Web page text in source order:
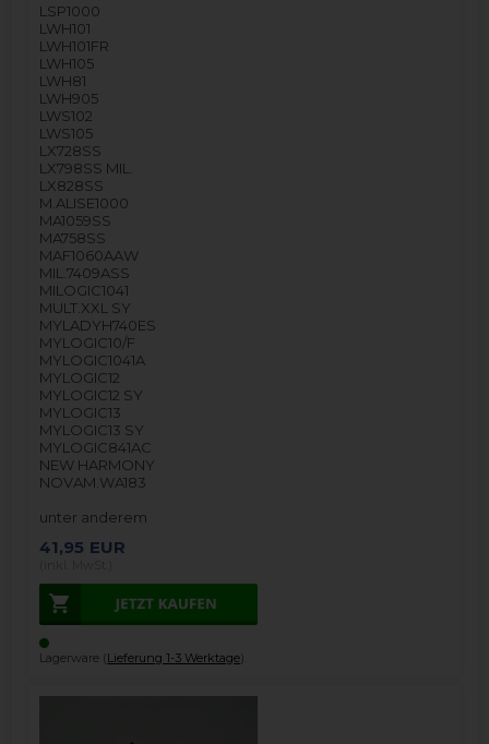
LSP1000
LWH101
LWH101FR
LWH105
LWH81
LWH905
LWS102
LWS105
LX728SS
LX798SS MIL.
LX828SS
M.ALISE1000
MA1059SS
MA758SS
MAF1060AAW
MIL.7409ASS
MILOGIC1041
MULT.XXL SY
MYLADYH740ES
MYLOGIC10/F
MYLOGIC1041A
MYLOGIC12
MYLOGIC12 SY
MYLOGIC13
MYLOGIC13 SY
MYLOGIC841AC
NEW HARMONY
NOVAM.WA183
unter anderem
41,95 EUR
Lagerware (Lieferung 1-3 Werktage).